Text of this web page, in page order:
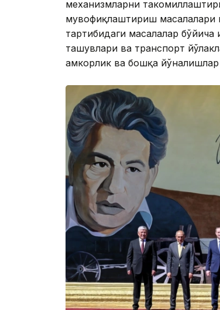
механизмларни
мувофиқлаштириш масалалари
тартибидаги масалалар
ташувлари ва транспорт
ҳамкорлик ва бошқа